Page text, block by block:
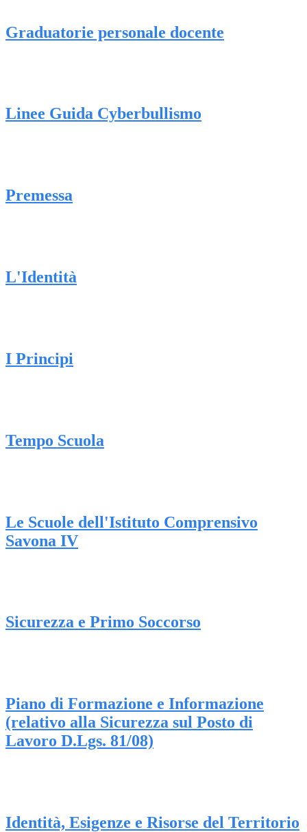
Graduatorie personale docente
Linee Guida Cyberbullismo
Premessa
L'Identità
I Principi
Tempo Scuola
Le Scuole dell'Istituto Comprensivo
Savona IV
Sicurezza e Primo Soccorso
Piano di Formazione e Informazione
(relativo alla Sicurezza sul Posto di
Lavoro D.Lgs. 81/08)
Identità, Esigenze e Risorse del Territorio